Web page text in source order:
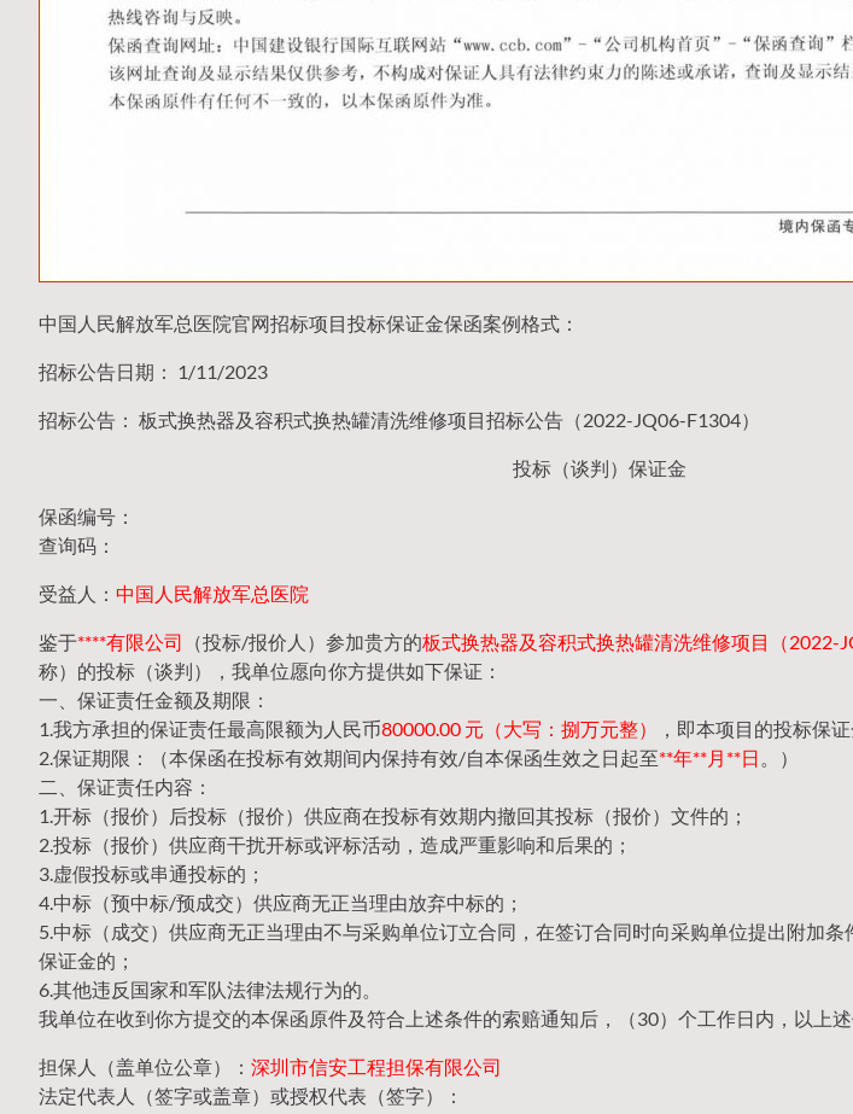
中国人民解放军总医院官网招标项目投标保证金保函案例格式：
招标公告日期： 1/11/2023
招标公告： 板式换热器及容积式换热罐清洗维修项目招标公告（2022-JQ06-F1304）
投标（谈判）保证金
保函编号：
查询码：
受益人： 中国人民解放军总医院
鉴于****有限公司 （投标/报价人）参加贵方的板式换热器及容积式换热罐清洗维修项目（2022-
称）的投标（谈判），我单位愿向你方提供如下保证：
一、保证责任金额及期限：
1.我方承担的保证责任最高限额为人民币80000.00 元（大写：捌万元整）
，即本项目的投标保证
2.保证期限：（本保函在投标有效期间内保持有效/自本保函生效之日起至**年**月**日 。）
二、保证责任内容：
1.开标（报价）后投标（报价）供应商在投标有效期内撤回其投标（报价）文件的；
2.投标（报价）供应商干扰开标或评标活动，造成严重影响和后果的；
3.虚假投标或串通投标的；
4.中标（预中标/预成交）供应商无正当理由放弃中标的；
5.中标（成交）供应商无正当理由不与采购单位订立合同，在签订合同时向采购单位提出附加
保证金的；
6.其他违反国家和军队法律法规行为的。
我单位在收到你方提交的本保函原件及符合上述条件的索赔通知后，（30）个工作日内，以上
担保人（盖单位公章）： 深圳市信安工程担保有限公司
法定代表人（签字或盖章）或授权代表（签字）：